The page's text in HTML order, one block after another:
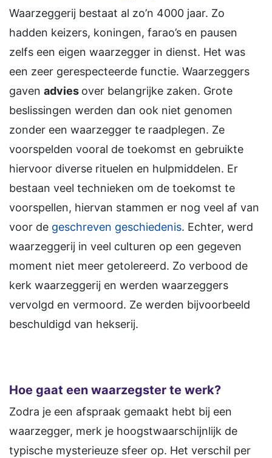
Waarzeggerij bestaat al zo’n 4000 jaar. Zo
hadden keizers, koningen, farao’s en pausen
zelfs een eigen waarzegger in dienst. Het was
een zeer gerespecteerde functie. Waarzeggers
gaven advies over belangrijke zaken. Grote
beslissingen werden dan ook niet genomen
zonder een waarzegger te raadplegen. Ze
voorspelden vooral de toekomst en gebruikte
hiervoor diverse rituelen en hulpmiddelen. Er
bestaan veel technieken om de toekomst te
voorspellen, hiervan stammen er nog veel af van
voor de geschreven geschiedenis. Echter, werd
waarzeggerij in veel culturen op een gegeven
moment niet meer getolereerd. Zo verbood de
kerk waarzeggerij en werden waarzeggers
vervolgd en vermoord. Ze werden bijvoorbeeld
beschuldigd van hekserij.
Hoe gaat een waarzegster te werk?
Zodra je een afspraak gemaakt hebt bij een
waarzegger, merk je hoogstwaarschijnlijk de
typische mysterieuze sfeer op. Het verschil per